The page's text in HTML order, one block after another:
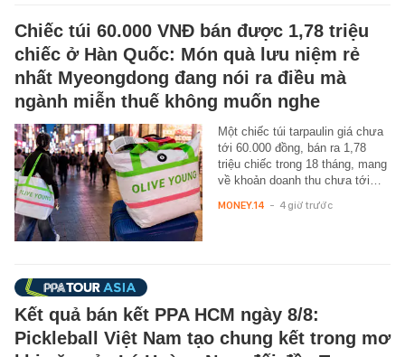
Chiếc túi 60.000 VNĐ bán được 1,78 triệu
chiếc ở Hàn Quốc: Món quà lưu niệm rẻ
nhất Myeongdong đang nói ra điều mà
ngành miễn thuế không muốn nghe
Một chiếc túi tarpaulin giá chưa
tới 60.000 đồng, bán ra 1,78
triệu chiếc trong 18 tháng, mang
về khoản doanh thu chưa tới…
MONEY.14 - 4 giờ trước
Kết quả bán kết PPA HCM ngày 8/8:
Pickleball Việt Nam tạo chung kết trong mơ